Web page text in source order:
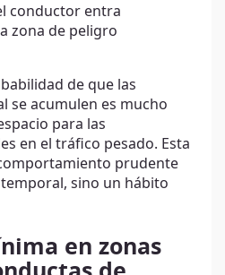
conductor entra
zona de peligro
de que las
se acumulen es mucho
para las
en el tráfico pesado. Esta
prudente
sino un hábito
en zonas